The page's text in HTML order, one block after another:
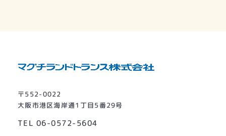
〒552-0022
大阪市港区海岸通1丁目5番29号
TEL06-0572-5604